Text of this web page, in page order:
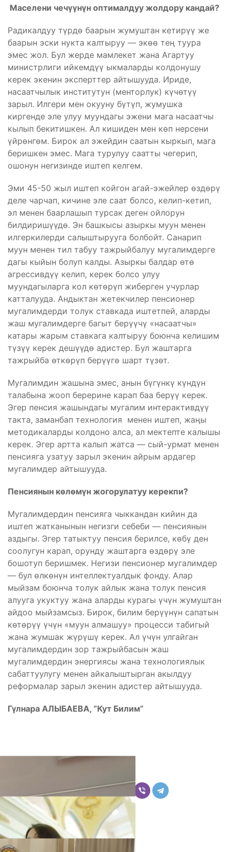
Маселени чечүүнүн оптималдуу жолдору кандай?
Радикалдуу түрдө баарын жумуштан кетирүү же
баарын эски нукта калтыруу — экөө тең туура
эмес жол. Бул жерде мамлекет жана Агартуу
министрлиги ийкемдүү ыкмаларды колдонушу
керек экенин эксперттер айтышууда. Ириде,
насаатчылык институтун (менторлук) күчөтүү
зарыл. Илгери мен окууну бүтүп, жумушка
киргенде эле улуу муундагы эжени мага насаатчы
кылып бекитишкен. Ал кишиден мен көп нерсени
үйрөнгөм. Бирок ал эжейдин саатын кыркып, мага
беришкен эмес. Мага турулуу саатты чегерип,
ошонун негизинде иштеп келгем.
Эми 45-50 жыл иштеп койгон агай-эжейлер өздөрү
деле чарчап, кичине эле саат болсо, келип-кетип,
эл менен баарлашып турсак деген ойлорун
билдиришүүдө. Эн башкысы азыркы муун менен
илгеркилерди салыштырууга болбойт. Санарип
муун менен тил табуу тажрыйбалуу мугалимдерге
дагы кыйын болуп калды. Азыркы балдар өтө
агрессивдүү келип, керек болсо улуу
муундагыларга кол көтөрүп жиберген учурлар
катталууда. Андыктан жетекчилер пенсионер
мугалимдерди толук ставкада иштетпей, аларды
жаш мугалимдерге багыт берүүчү «насаатчы»
катары жарым ставкага калтыруу боюнча келишим
түзүү керек дешүүдө адистер. Бул жаштарга
тажрыйба өткөрүп берүүгө шарт түзөт.
Мугалимдин жашына эмес, анын бүгүнкү күндүн
талабына жооп берерине карап баа берүү керек.
Эгер пенсия жашындагы мугалим интерактивдүү
такта, заманбап технология менен иштеп, жаңы
методикаларды колдоно алса, ал мектепте калышы
керек. Эгер артта калып жатса — сый-урмат менен
пенсияга узатуу зарыл экенин айрым ардагер
мугалимдер айтышууда.
Пенсиянын көлөмүн жогорулатуу керекпи?
Мугалимдердин пенсияга чыккандан кийин да
иштеп жатканынын негизги себеби — пенсиянын
аздыгы. Эгер татыктуу пенсия берилсе, көбү ден
соолугун карап, орунду жаштарга өздөрү эле
бошотуп беришмек. Негизи пенсионер мугалимдер
— бул өлкөнүн интеллектуалдык фонду. Алар
мыйзам боюнча толук айлык жана толук пенсия
алууга укуктуу жана аларды курагы үчүн жумуштан
айдоо мыйзамсыз. Бирок, билим берүүнүн сапатын
көтөрүү үчүн «муун алмашуу» процесси табигый
жана жумшак жүрүшү керек. Ал үчүн улгайган
мугалимдердин зор тажрыйбасын жаш
мугалимдердин энергиясы жана технологиялык
сабаттуулугу менен айкалыштырган акылдуу
реформалар зарыл экенин адистер айтышууда.
Гүлнара АЛЫБАЕВА, “Кут Билим”
Комментарийлер
Акыркы жаңылыктар